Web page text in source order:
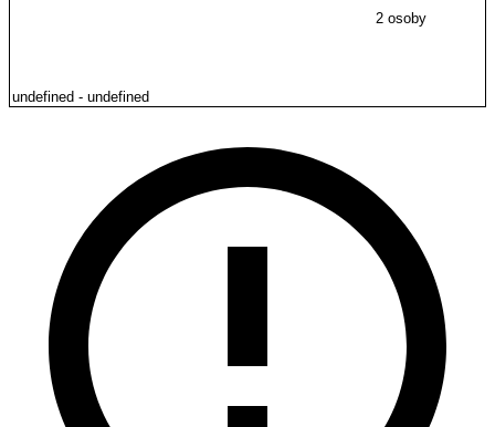
2 osoby